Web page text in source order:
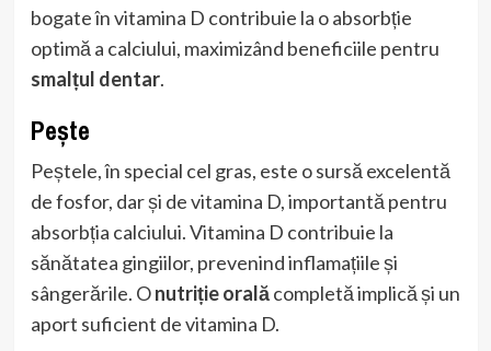
bogate în vitamina D contribuie la o absorbție
optimă a calciului, maximizând beneficiile pentru
smalțul dentar.
Pește
Peștele, în special cel gras, este o sursă excelentă
de fosfor, dar și de vitamina D, importantă pentru
absorbția calciului. Vitamina D contribuie la
sănătatea gingiilor, prevenind inflamațiile și
sângerările. Onutriție oralăcompletă implică și un
aport suficient de vitamina D.